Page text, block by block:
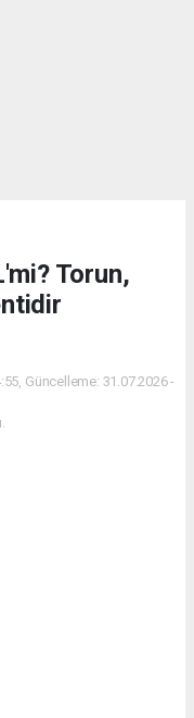
Torun,
Güncelleme: 31.07.2026 -